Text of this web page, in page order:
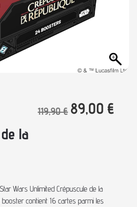
la
89,00 €
119,90€
Wars Unlimited Crépuscule de la
booster contient 16 cartes parmi les